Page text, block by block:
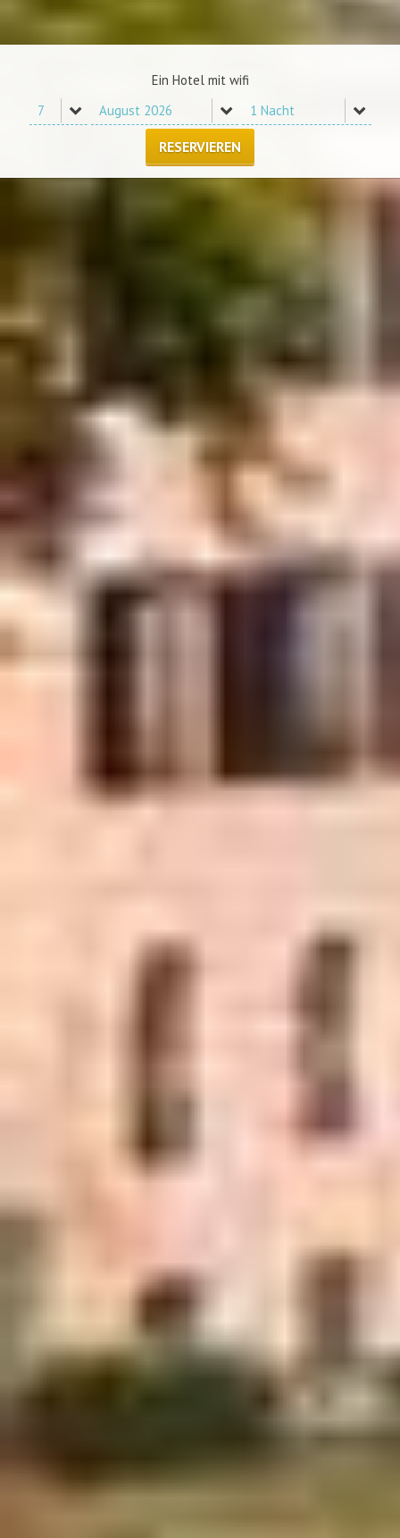
Ein Hotel mit wifi
RESERVIEREN